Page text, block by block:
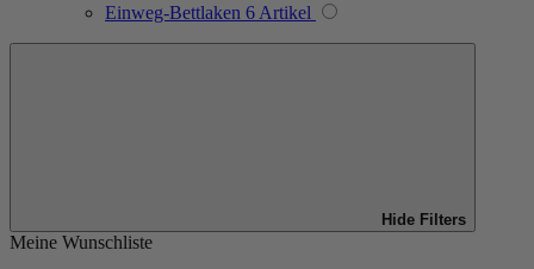
Einweg-Bettlaken 6 Artikel
Hide Filters
Meine Wunschliste